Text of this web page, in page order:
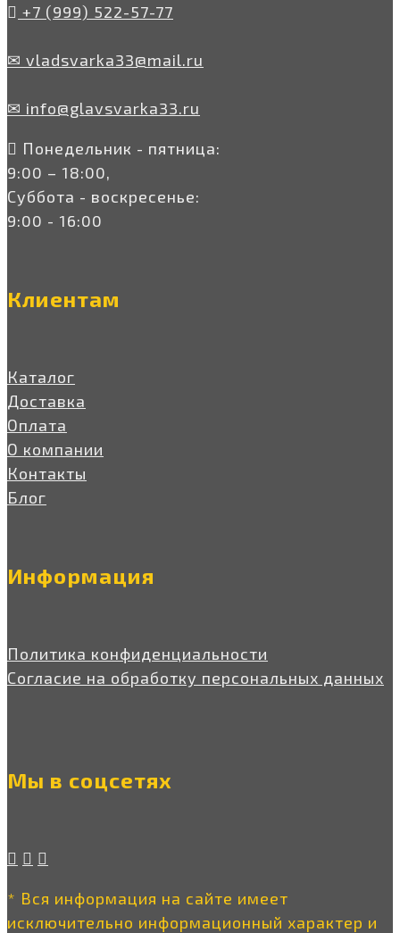
+7 (999) 522-57-77
✉ vladsvarka33@mail.ru
✉ info@glavsvarka33.ru
Понедельник - пятница:
9:00 – 18:00,
Суббота - воскресенье:
9:00 - 16:00
Клиентам
Каталог
Доставка
Оплата
О компании
Контакты
Блог
Информация
Политика конфиденциальности
Согласие на обработку персональных данных
Мы в соцсетях
* Вся информация на сайте имеет
исключительно информационный характер и